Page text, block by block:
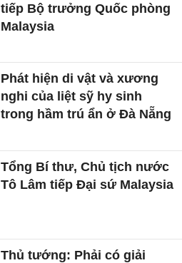
tiếp Bộ trưởng Quốc phòng
Malaysia
Phát hiện di vật và xương
nghi của liệt sỹ hy sinh
trong hầm trú ẩn ở Đà Nẵng
Tổng Bí thư, Chủ tịch nước
Tô Lâm tiếp Đại sứ Malaysia
Thủ tướng: Phải có giải